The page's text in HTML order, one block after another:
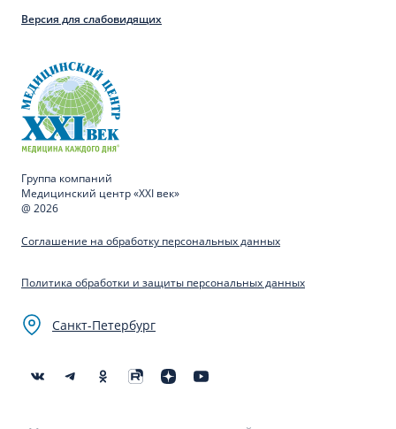
Версия для слабовидящих
Группа компаний
Медицинский центр «XXI век»
@ 2026
Соглашение на обработку персональных данных
Политика обработки и защиты персональных данных
Санкт-Петербург